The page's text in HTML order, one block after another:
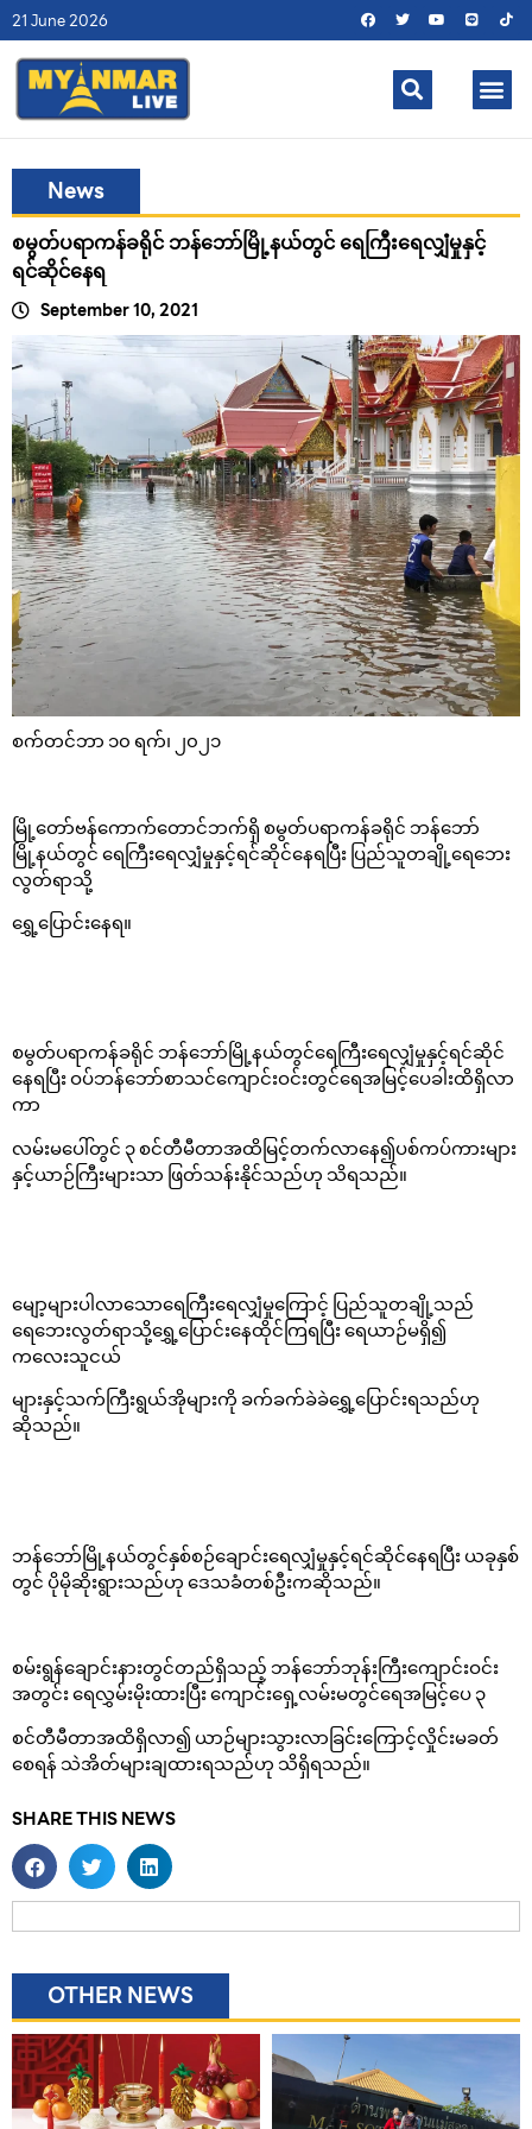
21 June 2026
News
စမွတ်ပရာကန်ခရိုင် ဘန်ဘော်မြို့နယ်တွင် ရေကြီးရေလျှံမှုနှင့်
ရင်ဆိုင်နေရ
September 10, 2021
စက်တင်ဘာ ၁၀ ရက်၊ ၂၀၂၁
မြို့တော်ဗန်ကောက်တောင်ဘက်ရှိ စမွတ်ပရာကန်ခရိုင် ဘန်ဘော်
မြို့နယ်တွင် ရေကြီးရေလျှံမှုနှင့်ရင်ဆိုင်နေရပြီး ပြည်သူတချို့ရေဘေး
လွတ်ရာသို့
ရွှေ့ပြောင်းနေရ။
စမွတ်ပရာကန်ခရိုင် ဘန်ဘော်မြို့နယ်တွင်ရေကြီးရေလျှံမှုနှင့်ရင်ဆိုင်
နေရပြီး ဝပ်ဘန်ဘော်စာသင်ကျောင်းဝင်းတွင်ရေအမြင့်ပေခါးထိရှိလာ
ကာ
လမ်းမပေါ်တွင် ၃ စင်တီမီတာအထိမြင့်တက်လာနေ၍ပစ်ကပ်ကားများ
နှင့်ယာဉ်ကြီးများသာ ဖြတ်သန်းနိုင်သည်ဟု သိရသည်။
မျော့များပါလာသောရေကြီးရေလျှံမှုကြောင့် ပြည်သူတချို့သည်
ရေဘေးလွတ်ရာသို့ရွှေ့ပြောင်းနေထိုင်ကြရပြီး ရေယာဉ်မရှိ၍
ကလေးသူငယ်
များနှင့်သက်ကြီးရွယ်အိုများကို ခက်ခက်ခဲခဲရွှေ့ပြောင်းရသည်ဟု
ဆိုသည်။
ဘန်ဘော်မြို့နယ်တွင်နှစ်စဉ်ချောင်းရေလျှံမှုနှင့်ရင်ဆိုင်နေရပြီး ယခုနှစ်
တွင် ပိုမိုဆိုးရွားသည်ဟု ဒေသခံတစ်ဦးကဆိုသည်။
စမ်းရွန်ချောင်းနားတွင်တည်ရှိသည့် ဘန်ဘော်ဘုန်းကြီးကျောင်းဝင်း
အတွင်း ရေလွှမ်းမိုးထားပြီး ကျောင်းရှေ့လမ်းမတွင်ရေအမြင့်ပေ ၃
စင်တီမီတာအထိရှိလာ၍ ယာဉ်များသွားလာခြင်းကြောင့်လှိုင်းမခတ်
စေရန် သဲအိတ်များချထားရသည်ဟု သိရှိရသည်။
SHARE THIS NEWS
OTHER NEWS